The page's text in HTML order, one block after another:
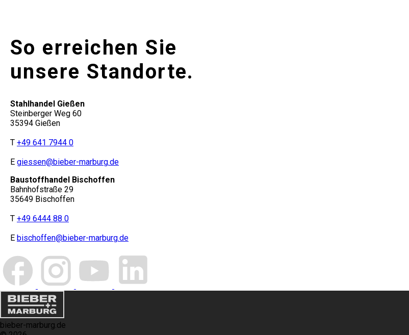
So erreichen Sie
unsere Standorte.
Stahlhandel Gießen
Steinberger Weg 60
35394 Gießen
T +49 641 7944 0
E giessen@bieber-marburg.de
Baustoffhandel Bischoffen
Bahnhofstraße 29
35649 Bischoffen
T +49 6444 88 0
E bischoffen@bieber-marburg.de
bieber-marburg.de